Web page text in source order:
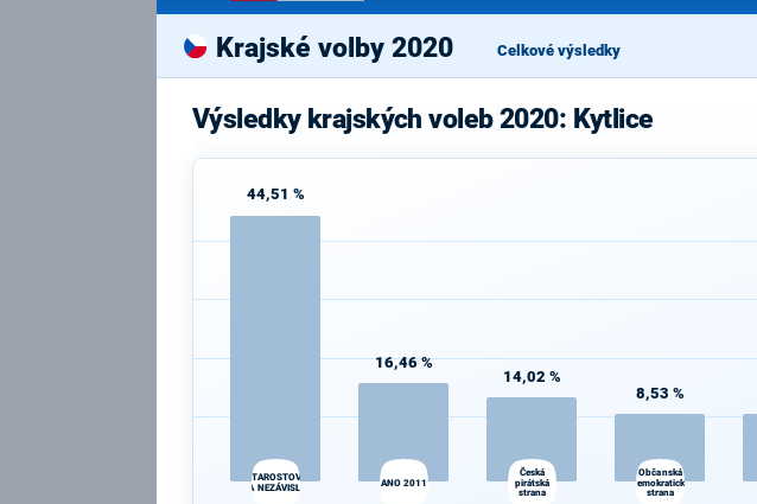
Pořady
Krajské volby 2020 Celkové výsledky
Výsledky krajských voleb 2020: Kytlice
44,51 %
STAROSTOVÉ
A NEZÁVISLÍ
16,46 %
ANO 2011
14,02 %
Česká
pirátská
strana
8,53 %
Občanská
demokratická
strana